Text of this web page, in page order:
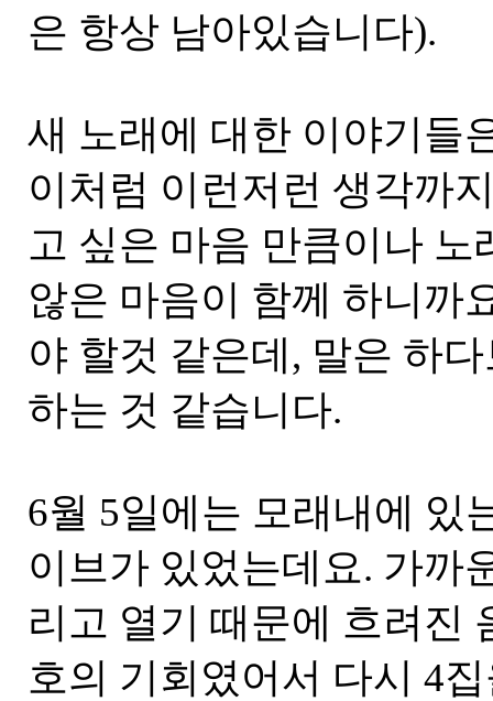
은 항상 남아있습니다).
새 노래에 대한 이야기들
이처럼 이런저런 생각까
고 싶은 마음 만큼이나
않은 마음이 함께 하니까
야 할것 같은데, 말은 하
하는 것 같습니다.
6월 5일에는 모래내에 있
이브가 있었는데요. 가까
리고 열기 때문에 흐려진
호의 기회였어서 다시 4